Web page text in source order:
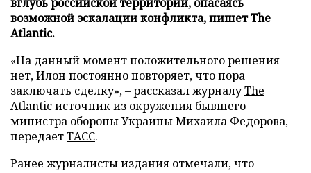
возможной эскалации конфликта, пишет The
Atlantic.
«На данный момент положительного решения
нет, Илон постоянно повторяет, что пора
заключать сделку», – рассказал журналуThe
Atlanticисточник из окружения бывшего
министра обороны Украины Михаила Федорова,
передаетТАСС.
Ранее журналисты издания отмечали, что